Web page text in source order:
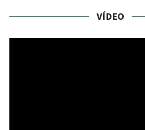
VÍDEO